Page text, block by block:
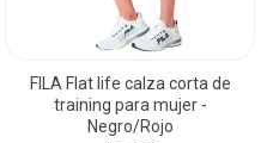
FILA Flat life calza corta de
training para mujer -
Negro/Rojo